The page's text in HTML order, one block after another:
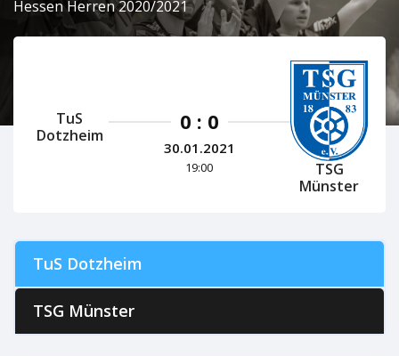
Hessen Herren 2020/2021
TuS
Dotzheim
0 : 0
30.01.2021
19:00
TSG
Münster
TuS Dotzheim
TSG Münster